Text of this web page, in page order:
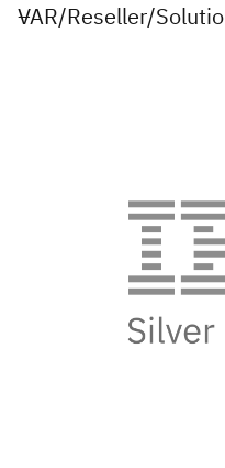
VAR/Reseller/